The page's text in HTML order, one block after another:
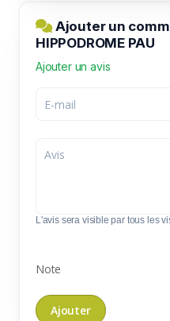
Ajouter un
HIPPODROME PAU
Ajouter un avis
L'avis sera visible par tous les
Note